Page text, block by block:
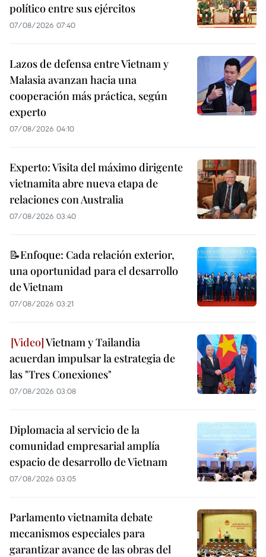
político entre sus ejércitos
07/08/2026 07:40
Lazos de defensa entre Vietnam y
Malasia avanzan hacia una
cooperación más práctica, según
experto
07/08/2026 04:10
Experto: Visita del máximo dirigente
vietnamita abre nueva etapa de
relaciones con Australia
07/08/2026 03:40
📝Enfoque: Cada relación exterior,
una oportunidad para el desarrollo
de Vietnam
07/08/2026 03:21
Vietnam y Tailandia
acuerdan impulsar la estrategia de
las "Tres Conexiones"
07/08/2026 03:08
Diplomacia al servicio de la
comunidad empresarial amplía
espacio de desarrollo de Vietnam
07/08/2026 03:05
Parlamento vietnamita debate
mecanismos especiales para
garantizar avance de las obras del